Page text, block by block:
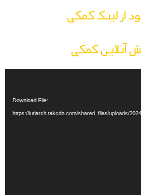
از لینک کمکی
آنلاین کمکی
Download File:
https://lutiarch.takcdn.com/shared_files/uploads/